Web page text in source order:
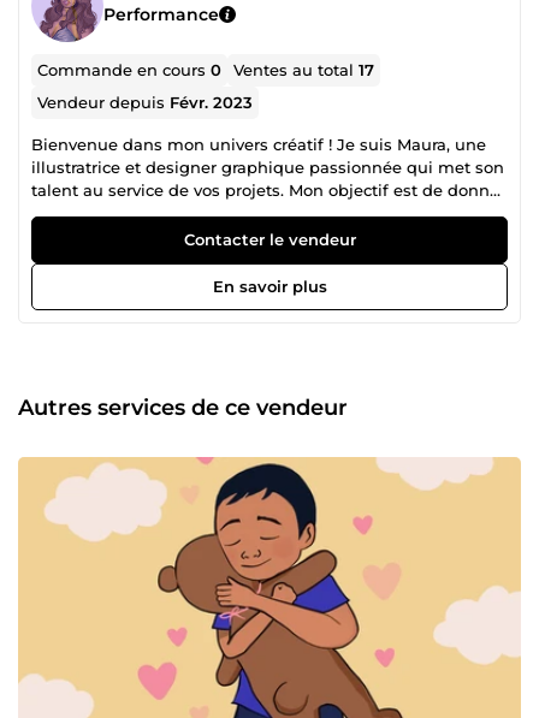
Performance
Commande en cours0 Ventes au total17
Vendeur depuis Févr. 2023
Bienvenue dans mon univers créatif ! Je suis Maura, une
illustratrice et designer graphique passionnée qui met son
talent au service de vos projets. Mon objectif est de donner
vie à vos idées et de communiquer visuellement avec
votre audience de manière captivante. N'hésitez plus et
contactez-moi pour discuter de vos projets. Je suis
impatiente de donner vie à vos idées les plus créatives.
Contacter le vendeur
En savoir plus
Autres services de ce vendeur